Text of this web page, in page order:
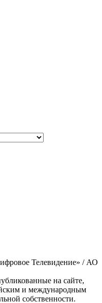
Телевидение» / АО
на сайте,
и международным
собственности.